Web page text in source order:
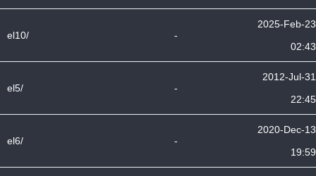
el10/ -
2025-Feb-23
02:43
el5/ -
2012-Jul-31
22:45
el6/ -
2020-Dec-13
19:59